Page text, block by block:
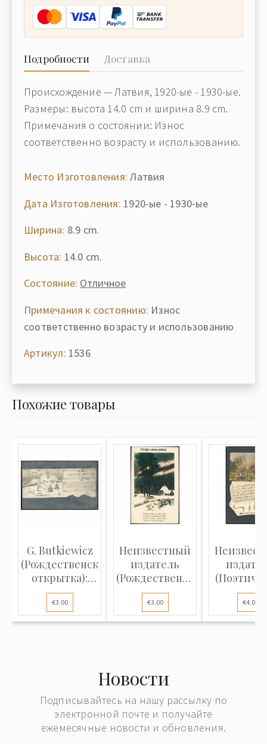
Подробности Доставка
Происхождение — Латвия, 1920-ые - 1930-ые.
Размеры: высота 14.0 cm и ширина 8.9 cm.
Примечания о состоянии: Износ
соответственно возрасту и использованию.
Место Изготовления: Латвия
Дата Изготовления: 1920-ые - 1930-ые
Ширина: 8.9 cm.
Высота: 14.0 cm.
Состояние: Отличное
Примечания к состоянию: Износ
соответственно возрасту и использованию
Артикул: 1536
Похожие товары
G. Butkiewicz
(Рождественская
открытка):
Зимн...
€3.00
Неизвестный
издатель
(Рождественская
открытка...
€3.00 €4.00
Новости
Подписывайтесь на нашу рассылку по
электронной почте и получайте
ежемесячные новости и обновления.